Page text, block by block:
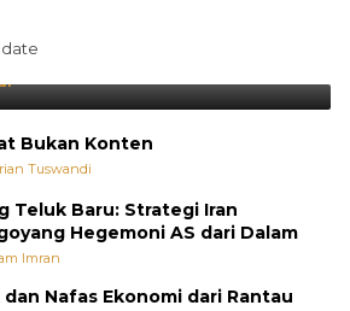
tetapi Jepang Selalu
Kejutan
Bukan Konten
Tuswandi
Teluk Baru: Strategi Iran
Hegemoni AS dari Dalam
Imran
dan Nafas Ekonomi dari Rantau